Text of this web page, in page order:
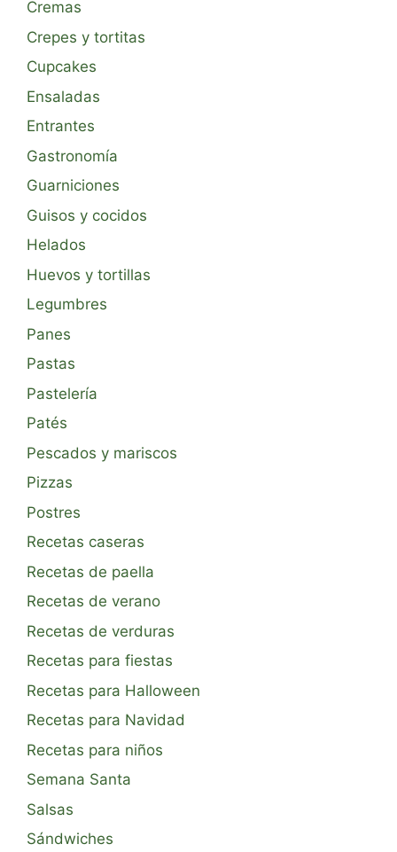
Cremas
Crepes y tortitas
Cupcakes
Ensaladas
Entrantes
Gastronomía
Guarniciones
Guisos y cocidos
Helados
Huevos y tortillas
Legumbres
Panes
Pastas
Pastelería
Patés
Pescados y mariscos
Pizzas
Postres
Recetas caseras
Recetas de paella
Recetas de verano
Recetas de verduras
Recetas para fiestas
Recetas para Halloween
Recetas para Navidad
Recetas para niños
Semana Santa
Salsas
Sándwiches